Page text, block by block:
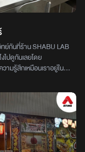
ย์กันที่ร้าน SHABU LAB
ไปดูกันเลยโดย
ามรู้สึกเหมือนเราอยู่ในแล
ามสูตรตัวเองได้เลย ที่ร้าน
รอยากได้มูทมากขึ้นก็
สุดมากันที่อาหารและน้ำ
ามีทั้งหมู เนื้อ ไก่ แฮบหรือ
กทั้งที่ร้านนี้เขามีน้ำชุป
ๆ อีกเพียบ ถ้าใครอยาก